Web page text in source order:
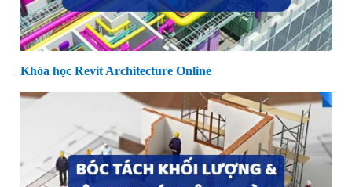
Khóa học Revit Architecture Online